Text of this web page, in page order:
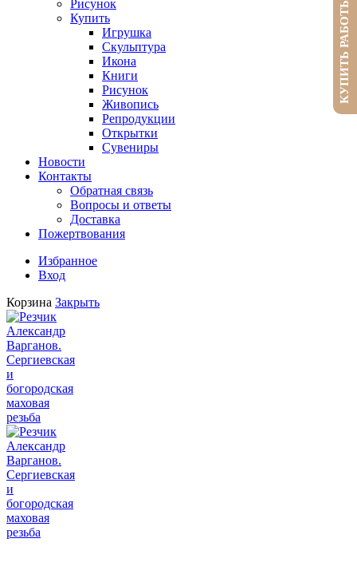
Рисунок
Купить
Игрушка
Скульптура
Икона
Книги
Рисунок
Живопись
Репродукции
Открытки
Сувениры
Новости
Контакты
Обратная связь
Вопросы и ответы
Доставка
Пожертвования
Избранное
Вход
Корзина Закрыть